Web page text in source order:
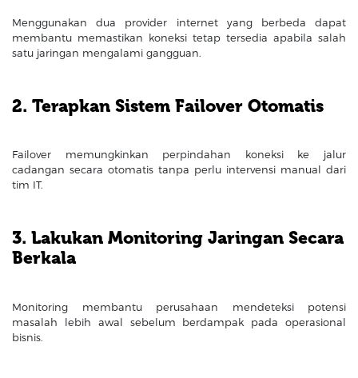
Menggunakan dua provider internet yang berbeda dapat
membantu memastikan koneksi tetap tersedia apabila salah
satu jaringan mengalami gangguan.
2. Terapkan Sistem Failover Otomatis
Failover memungkinkan perpindahan koneksi ke jalur
cadangan secara otomatis tanpa perlu intervensi manual dari
tim IT.
3. Lakukan Monitoring Jaringan Secara
Berkala
Monitoring membantu perusahaan mendeteksi potensi
masalah lebih awal sebelum berdampak pada operasional
bisnis.